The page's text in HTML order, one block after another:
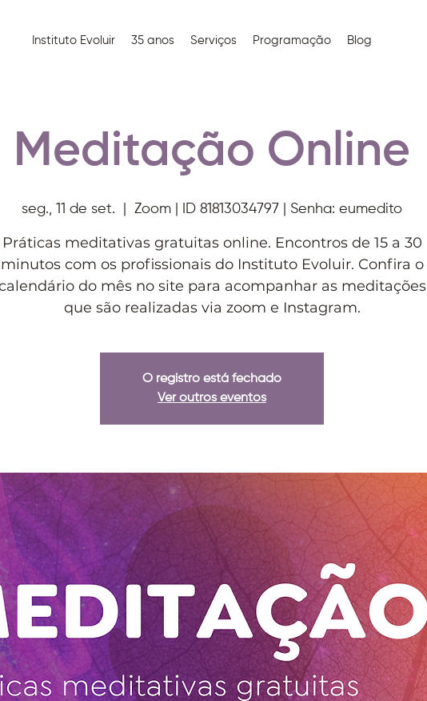
Instituto Evoluir 35 anos Serviços Programação Blog
Meditação Online
seg., 11 de set. Zoom | ID 81813034797 | Senha: eumedito
Práticas meditativas gratuitas online. Encontros de 15 a 30
minutos com os profissionais do Instituto Evoluir. Confira o
do mês no site para acompanhar as meditações
que são realizadas via zoom e Instagram.
O registro está fechado
Ver outros eventos